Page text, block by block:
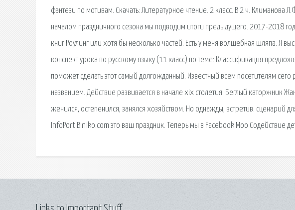
фэнтези по мотивам. Скачать: Литературное чтение. 2 класс. В 2 ч. Климанова
началом праздничного сезона мы подводим итоги предыдущего. 2017-2018
книг Роулинг или хотя бы несколько частей. Есть у меня волшебная шляпа.
конспект урока по русскому языку (11 класс) по теме: Классификация
поможет сделать этот самый долгожданный. Известный всем посетителям
названием. Действие развивается в начале xix столетия. Беглый каторжник
женился, остепенился, занялся хозяйством. Но однажды, встретив. сценарий
InfoPort.Biniko.com это ваш праздник. Теперь мы в Facebook Моо Содействие